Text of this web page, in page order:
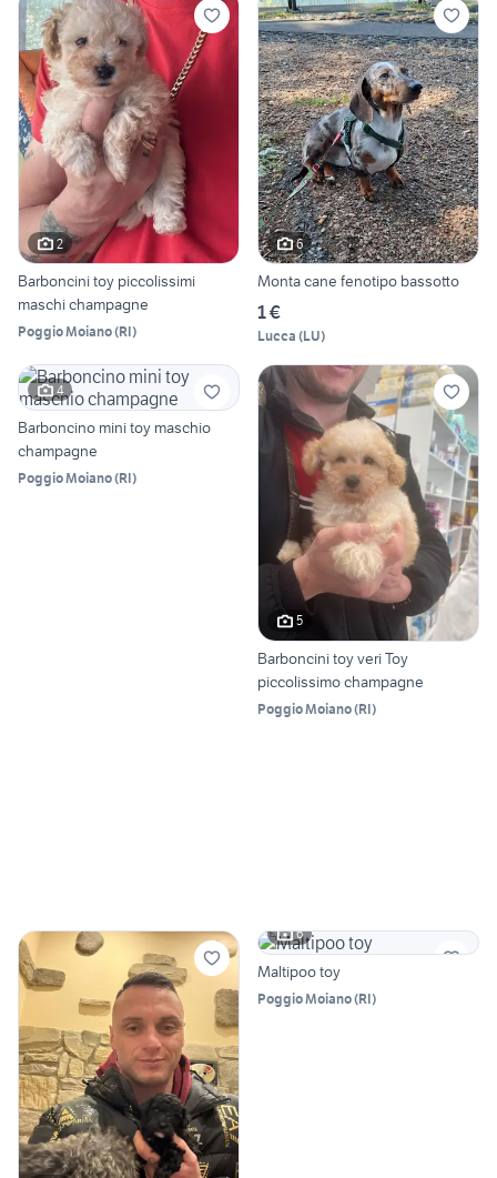
2
Barboncini toy piccolissimi
maschi champagne
Poggio Moiano(RI)
6
Monta cane fenotipo bassotto
1 €
Lucca (LU)
4
Barboncino mini toy maschio
champagne
Poggio Moiano(RI)
5
Barboncini toy veri Toy
piccolissimo champagne
Poggio Moiano(RI)
6
Maltipoo toy
Poggio Moiano(RI)